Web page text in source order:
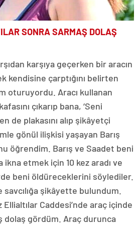
SONRA SARMAŞ DOLAŞ
karşıya geçerken bir aracın
kendisine çarptığını belirten
oturuyordu. Aracı kullanan
çıkarıp bana, ‘Seni
de plakasını alıp şikâyetçi
gönül ilişkisi yaşayan Barış
öğrendim. Barış ve Saadet beni
ikna etmek için 10 kez aradı ve
beni öldüreceklerini söylediler.
şikâyette bulundum.
Caddesi’nde araç içinde
dolaş gördüm. Araç durunca